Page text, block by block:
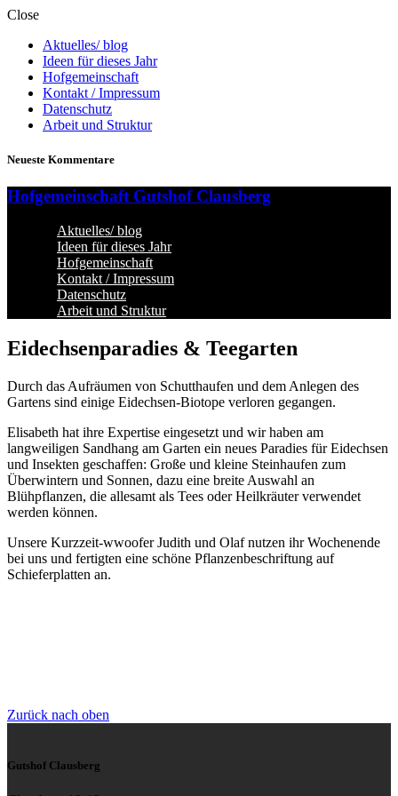
Close
Aktuelles/ blog
Ideen für dieses Jahr
Hofgemeinschaft
Kontakt / Impressum
Datenschutz
Arbeit und Struktur
Neueste Kommentare
Hofgemeinschaft Gutshof Clausberg
Aktuelles/ blog
Ideen für dieses Jahr
Hofgemeinschaft
Kontakt / Impressum
Datenschutz
Arbeit und Struktur
Eidechsenparadies & Teegarten
Durch das Aufräumen von Schutthaufen und dem Anlegen des
Gartens sind einige Eidechsen-Biotope verloren gegangen.
Elisabeth hat ihre Expertise eingesetzt und wir haben am
langweiligen Sandhang am Garten ein neues Paradies für Eidechsen
und Insekten geschaffen: Große und kleine Steinhaufen zum
Überwintern und Sonnen, dazu eine breite Auswahl an
Blühpflanzen, die allesamt als Tees oder Heilkräuter verwendet
werden können.
Unsere Kurzzeit-wwoofer Judith und Olaf nutzen ihr Wochenende
bei uns und fertigten eine schöne Pflanzenbeschriftung auf
Schieferplatten an.
Zurück nach oben
Gutshof Clausberg